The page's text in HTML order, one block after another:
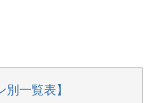
別一覧表】